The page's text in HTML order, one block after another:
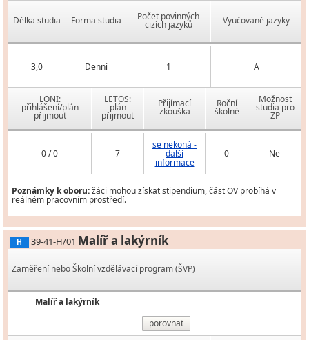
Délka studia Forma studia Počet povinných
cizích jazyků Vyučované jazyky
3,0 Denní 1 A
LONI:
přihlášení/plán
přijmout
LETOS:
plán
přijmout
Přijímací
zkouška
Roční
školné
Možnost
studia pro
ZP
0 / 0 7
se nekoná -
další
informace
0 Ne
Poznámky k oboru:žáci mohou získat stipendium, část OV probíhá v
reálném pracovním prostředí.
H 39-41-H/01 Malíř a lakýrník
Zaměření nebo Školní vzdělávací program (ŠVP)
Malíř a lakýrník
porovnat